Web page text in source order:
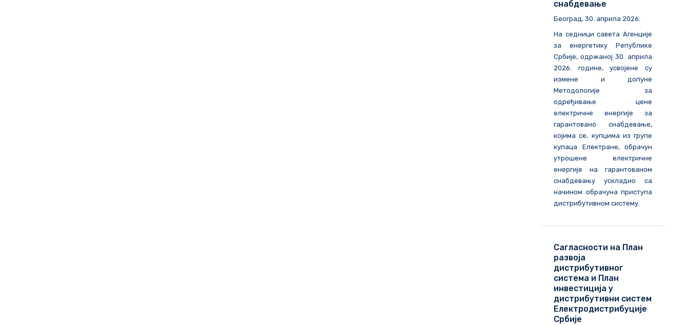
снабдевање
Београд, 30. априла 2026.
На седници савета Агенције
за енергетику Републике
Србије, одржаној 30. априла
2026. године, усвојене су
измене и допуне
Методологије за
одређивање цене
електричне енергије за
гарантовано снабдевање,
којима се, купцима из групе
купаца Електране, обрачун
утрошене електричне
енергије на гарантованом
снабдевању ускладио са
начином обрачуна приступа
дистрибутивном систему.
Сагласности на План
развоја
дистрибутивног
система и План
инвестиција у
дистрибутивни систем
Електродистрибуције
Србије